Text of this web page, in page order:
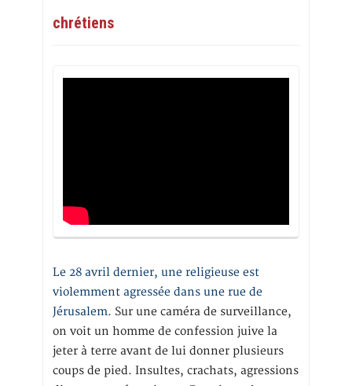
chrétiens
Le 28 avril dernier, une religieuse est
violemment agressée dans une rue de
Jérusalem. Sur une caméra de surveillance,
on voit un homme de confession juive la
jeter à terre avant de lui donner plusieurs
coups de pied. Insultes, crachats, agressions